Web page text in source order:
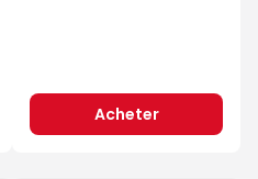
Acheter